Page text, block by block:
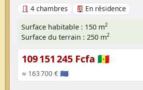
4 chambres
En résidence
Surface habitable : 150 m2
Surface du terrain : 250 m2
109 151 245 Fcfa 🇸🇳
≈ 163 700 € 🇪🇺